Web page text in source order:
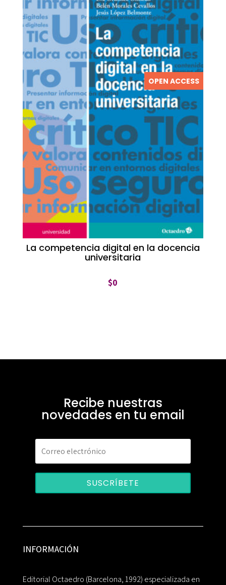
OPEN ACCESS
La competencia digital en la docencia
universitaria
$0
Recibe nuestras
novedades en tu email
SUSCRÍBETE
INFORMACIÓN
Editorial Octaedro (Barcelona, 1992) especializada en